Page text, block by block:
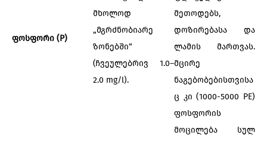
ფოსფორი (P)
მხოლოდ
„მგრძნობიარე
ზონებში“
(ჩვეულებრივ 1.0–
2.0 mg/l).
მეთოდებს,
დოზირებასა და
ლამის მართვას.
მცირე
ნაგებობებისთვისა
ც კი (1000-5000 PE)
ფოსფორის
მოცილება სულ